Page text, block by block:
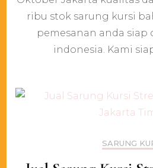
ribu stok sarung kursi
pemesanan anda siap
indonesia. Kami
SARUNG